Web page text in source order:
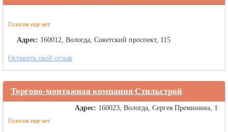
Голосов еще нет
Адрес: 160012, Вологда, Советский проспект, 115
Оставить свой отзыв
Торгово-монтажная компания Стильстрой
Голосов еще нет
Адрес: 160023, Вологда, Сергея Преминина, 1